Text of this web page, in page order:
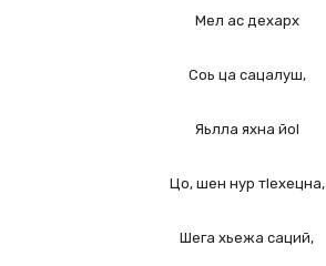
Мел ас дехарх
Соь ца сацалуш,
Яьлла яхна йоI
Цо, шен нур тIехецна,
Шега хьежа саций,